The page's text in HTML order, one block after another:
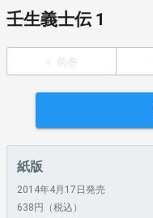
壬生義士伝 1
前巻
紙版
2014年4月17日発売
638円（税込）